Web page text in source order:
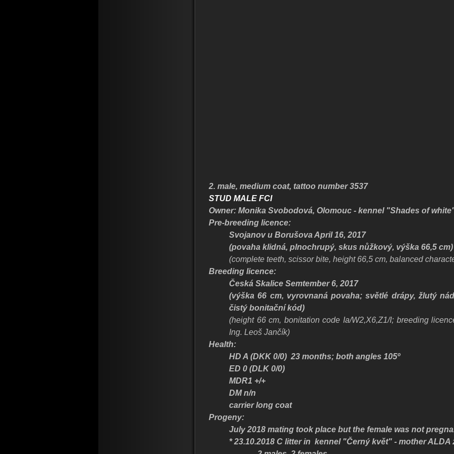
2. male, medium coat, tattoo number3537
STUD MALE FCI
Owner: Monika Svobodová, Olomouc - kennel "Shades of
Pre-breeding licence:
Svojanov u Borušova April 16, 2017
(povaha klidná, plnochrupý, skus nůžkový, výška 66,5 cm)
(complete teeth, scissor bite, height 66,5 cm, balanced
Breeding licence:
Česká Skalice Semtember 6, 2017
(výška 66 cm, vyrovnaná povaha; světlé drápy, žlutý
čistý bonitační kód)
(height 66 cm, bonitation code Ia/W2,X6,Z1/I; breeding
Ing. Leoš Jančík)
Health:
HD A (DKK 0/0) 23 months; both angles 105º
ED 0 (DLK 0/0)
MDR1 +/+
DM n/n
carrier long coat
Progeny:
July 2018 mating took place but the female was not
* 23.10.2018 C litter in kennel "Černý květ" - mother